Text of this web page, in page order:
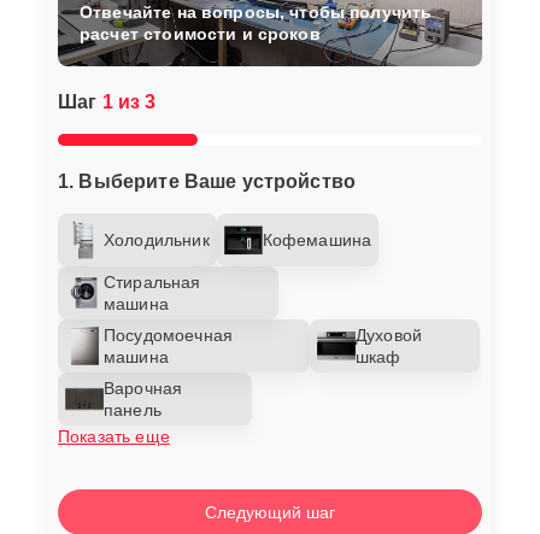
Шаг 1 из 3
1. Выберите Ваше устройство
Холодильник Кофемашина
Стиральная
машина
Посудомоечная
машина
Духовой
шкаф
Варочная
панель
Показать еще
Отвечайте на вопросы, чтобы получить
расчет стоимости и сроков
Следующий шаг